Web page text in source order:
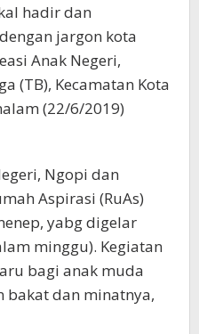
hadir dan
jargon kota
Anak Negeri,
(TB), Kecamatan Kota
(22/6/2019)
Ngopi dan
Aspirasi (RuAs)
yabg digelar
minggu). Kegiatan
bagi anak muda
bakat dan minatnya,